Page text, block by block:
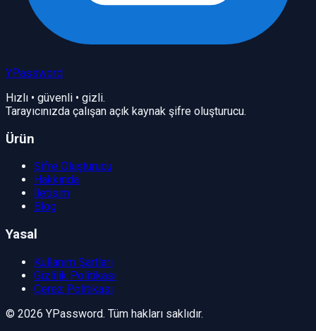
YPassword
Hızlı • güvenli • gizli.
Tarayıcınızda çalışan açık kaynak şifre oluşturucu.
Ürün
Şifre Oluşturucu
Hakkında
İletişim
Blog
Yasal
Kullanım Şartları
Gizlilik Politikası
Çerez Politikası
© 2026 YPassword. Tüm hakları saklıdır.